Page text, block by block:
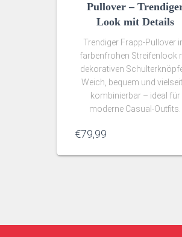
Pullover –
Look mit Details
Trendiger Frapp-Pullover
farbenfrohen Streifenlook
dekorativen
Weich, bequem und
kombinierbar – ideal für
moderne Casual-Outfits.
€79,99